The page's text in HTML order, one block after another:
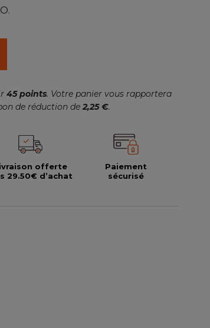
45 points. Votre panier vous rapportera
de réduction de 2,25 €.
offerte
29.50€ d’achat
Paiement
sécurisé